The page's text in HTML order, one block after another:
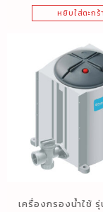
หยิบใส่ตะกร้า
เครื่องกรองน้ำใช้ รุ่